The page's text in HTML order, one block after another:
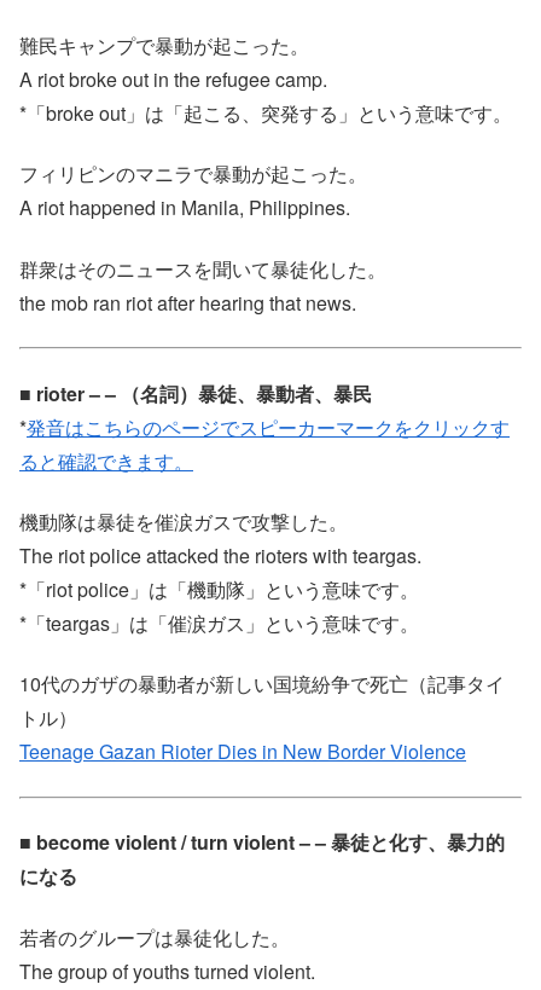
難民キャンプで暴動が起こった。
A riot broke out in the refugee camp.
*「broke out」は「起こる、突発する」という意味です。
フィリピンのマニラで暴動が起こった。
A riot happened in Manila, Philippines.
群衆はそのニュースを聞いて暴徒化した。
the mob ran riot after hearing that news.
■ rioter – – （名詞）暴徒、暴動者、暴民
*発音はこちらのページでスピーカーマークをクリックす
ると確認できます。
機動隊は暴徒を催涙ガスで攻撃した。
The riot police attacked the rioters with teargas.
*「riot police」は「機動隊」という意味です。
*「teargas」は「催涙ガス」という意味です。
10代のガザの暴動者が新しい国境紛争で死亡（記事タイ
トル）
Teenage Gazan Rioter Dies in New Border Violence
■ become violent / turn violent – – 暴徒と化す、暴力的
になる
若者のグループは暴徒化した。
The group of youths turned violent.